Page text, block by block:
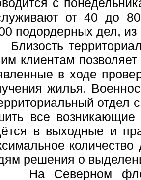
с
от 40 до
подордерных дел,
клиентам
в ходе
жилья.
отдел
все
в выходные и
решения о
Северном флоте